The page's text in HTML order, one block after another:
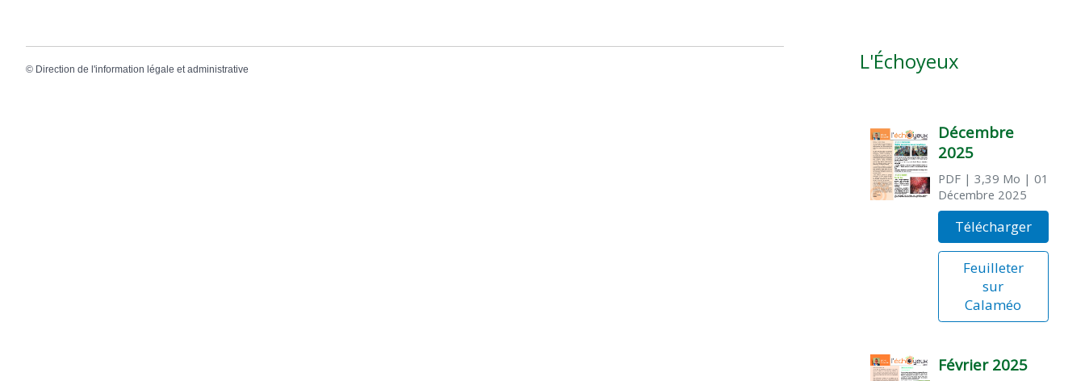
© Direction de l'information légale et administrative L'Échoyeux
Décembre
2025
PDF| 3,39 Mo | 01
Décembre 2025
Télécharger
Feuilleter
sur
Calaméo
Février 2025